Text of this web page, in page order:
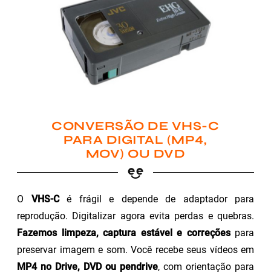
CONVERSÃO DE VHS-C
PARA DIGITAL (MP4,
MOV) OU DVD
O VHS-Cé frágil e depende de adaptador para
reprodução. Digitalizar agora evita perdas e quebras.
Fazemos limpeza, captura estável e correçõespara
preservar imagem e som. Você recebe seus vídeos em
MP4 no Drive, DVD ou pendrive, com orientação para